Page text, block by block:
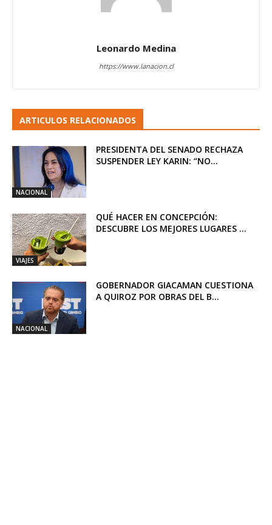
Leonardo Medina
https://www.lanacion.cl
ARTICULOS RELACIONADOS
NACIONAL
PRESIDENTA DEL SENADO RECHAZA
SUSPENDER LEY KARIN: “NO...
VIAJES
QUÉ HACER EN CONCEPCIÓN:
DESCUBRE LOS MEJORES LUGARES ...
NACIONAL
GOBERNADOR GIACAMAN CUESTIONA
A QUIROZ POR OBRAS DEL B...